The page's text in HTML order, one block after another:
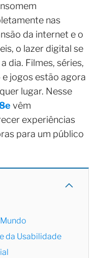
nas
da internet e o
o lazer digital se
dia. Filmes, séries,
jogos estão agora
lugar. Nesse
vêm
experiências
para um público
da Usabilidade